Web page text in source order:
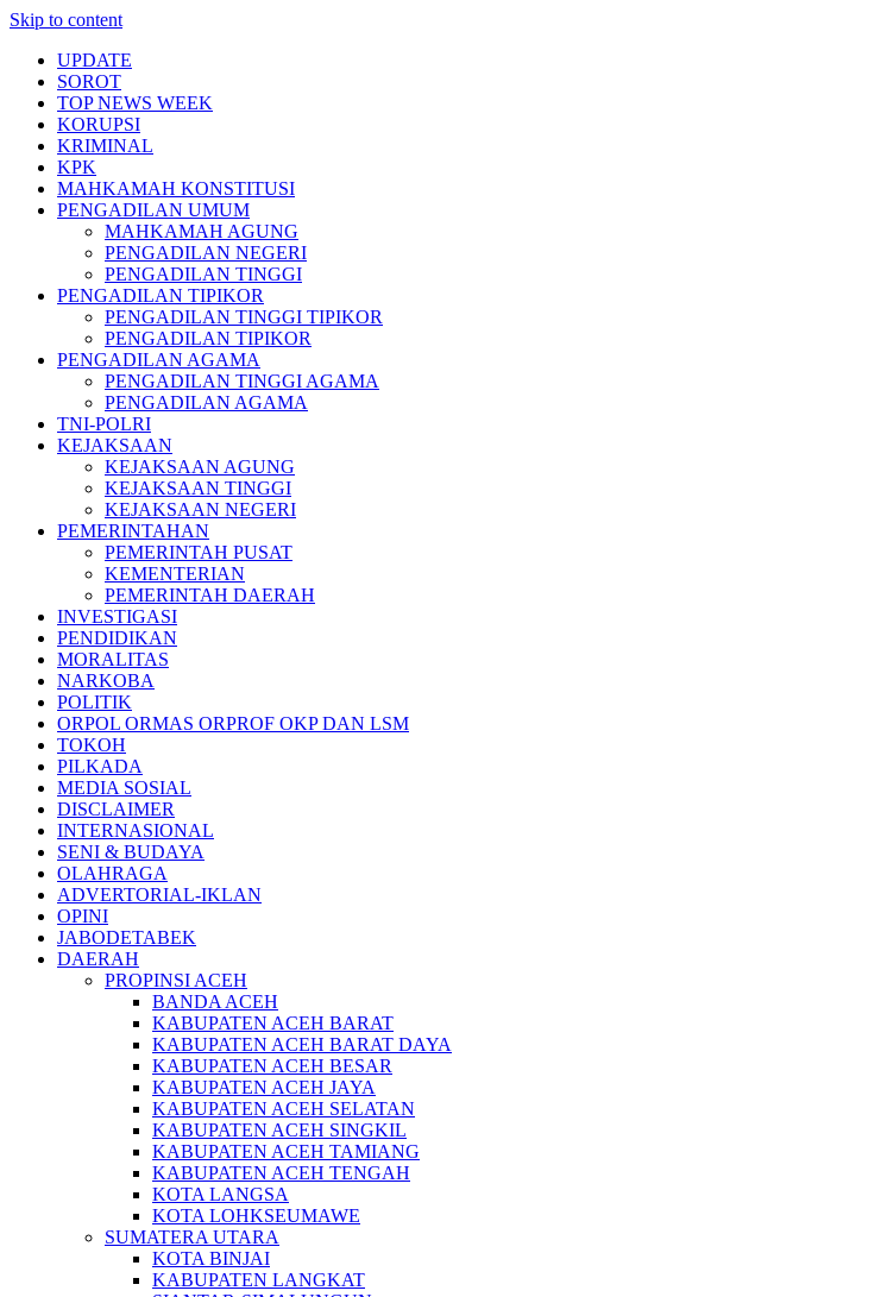
Skip to content
UPDATE
SOROT
TOP NEWS WEEK
KORUPSI
KRIMINAL
KPK
MAHKAMAH KONSTITUSI
PENGADILAN UMUM
MAHKAMAH AGUNG
PENGADILAN NEGERI
PENGADILAN TINGGI
PENGADILAN TIPIKOR
PENGADILAN TINGGI TIPIKOR
PENGADILAN TIPIKOR
PENGADILAN AGAMA
PENGADILAN TINGGI AGAMA
PENGADILAN AGAMA
TNI-POLRI
KEJAKSAAN
KEJAKSAAN AGUNG
KEJAKSAAN TINGGI
KEJAKSAAN NEGERI
PEMERINTAHAN
PEMERINTAH PUSAT
KEMENTERIAN
PEMERINTAH DAERAH
INVESTIGASI
PENDIDIKAN
MORALITAS
NARKOBA
POLITIK
ORPOL ORMAS ORPROF OKP DAN LSM
TOKOH
PILKADA
MEDIA SOSIAL
DISCLAIMER
INTERNASIONAL
SENI & BUDAYA
OLAHRAGA
ADVERTORIAL-IKLAN
OPINI
JABODETABEK
DAERAH
PROPINSI ACEH
BANDA ACEH
KABUPATEN ACEH BARAT
KABUPATEN ACEH BARAT DAYA
KABUPATEN ACEH BESAR
KABUPATEN ACEH JAYA
KABUPATEN ACEH SELATAN
KABUPATEN ACEH SINGKIL
KABUPATEN ACEH TAMIANG
KABUPATEN ACEH TENGAH
KOTA LANGSA
KOTA LOHKSEUMAWE
SUMATERA UTARA
KOTA BINJAI
KABUPATEN LANGKAT